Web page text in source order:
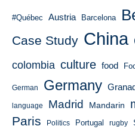
#Québec Austria Barcelona
Case Study China
colombia culture food
German Germany
language Madrid Mandarin
Paris Politics Portugal rugby